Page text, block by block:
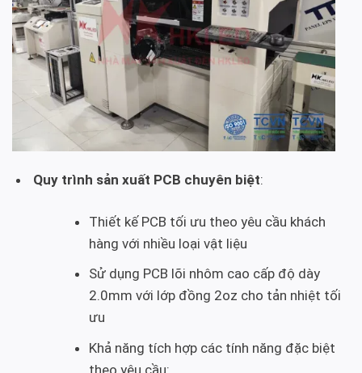
Quy trình sản xuất PCB chuyên biệt:
Thiết kế PCB tối ưu theo yêu cầu khách
hàng với nhiều loại vật liệu
Sử dụng PCB lõi nhôm cao cấp độ dày
2.0mm với lớp đồng 2oz cho tản nhiệt tối
ưu
Khả năng tích hợp các tính năng đặc biệt
theo yêu cầu: